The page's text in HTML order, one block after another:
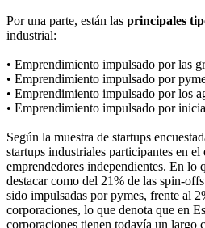
Por una parte, están las principales
industrial:
• Emprendimiento impulsado por las
• Emprendimiento impulsado por
• Emprendimiento impulsado por los
• Emprendimiento impulsado por
Según la muestra de startups
startups industriales participantes en
emprendedores independientes. En lo
destacar como del 21% de las spin-
sido impulsadas por pymes, frente al
corporaciones, lo que denota que en
corporaciones tienen todavía un largo